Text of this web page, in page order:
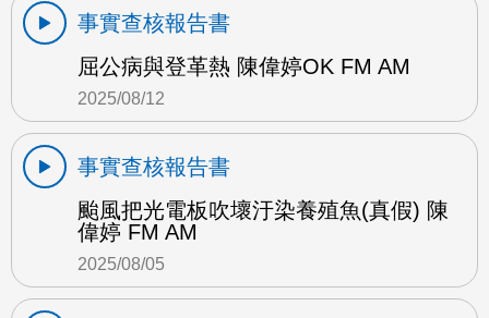
事實查核報告書
屈公病與登革熱 陳偉婷OK FM AM
2025/08/12
事實查核報告書
颱風把光電板吹壞汙染養殖魚(真假) 陳
偉婷 FM AM
2025/08/05